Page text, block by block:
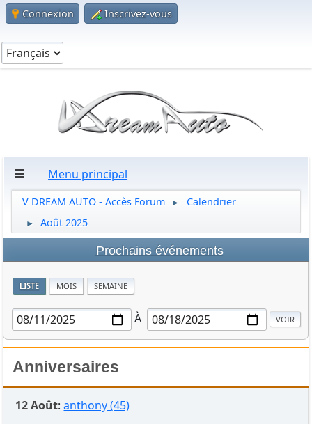
Connexion Inscrivez-vous
Menu principal
V DREAM AUTO - Accès Forum ► Calendrier
► Août 2025
Prochains événements
LISTE MOIS SEMAINE
À
Anniversaires
12 Août:anthony (45)